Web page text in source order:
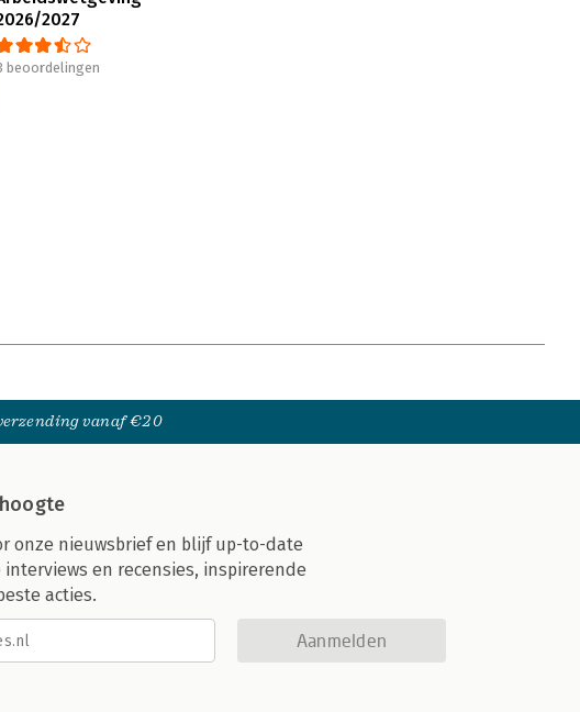
2027
beoordelingen
vanaf €20
onze nieuwsbrief en blijf up-to-date
en recensies, inspirerende
acties.
Aanmelden